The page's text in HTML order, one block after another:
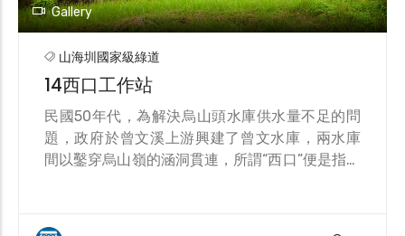
賞自然風光的同時，了解台灣的林業歷史和環境
保護。
Gallery
山海圳國家級綠道
14西口工作站
民國50年代，為解決烏山頭水庫供水量不足的問
題，政府於曾文溪上游興建了曾文水庫，兩水庫
間以鑿穿烏山嶺的涵洞貫連，所謂“西口”便是指涵